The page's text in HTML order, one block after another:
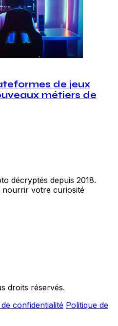
de jeux
métiers de
décryptés depuis 2018.
nourrir votre curiosité
droits réservés.
confidentialité Politique de